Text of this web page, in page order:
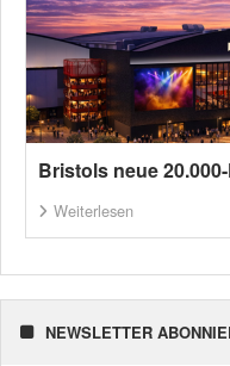
Bristols neue
Weiterlesen
NEWSLETTER